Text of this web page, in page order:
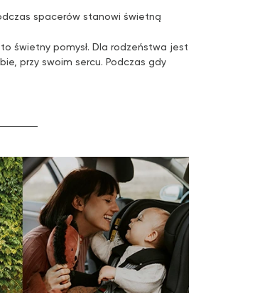
spacerów stanowi świetną
świetny pomysł. Dla rodzeństwa jest
przy swoim sercu. Podczas gdy